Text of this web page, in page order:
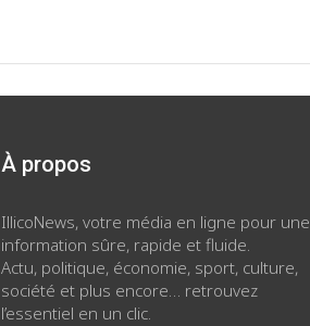
À propos
IllicoNews, votre média en ligne pour une
information sûre, rapide et fluide.
Actu, politique, économie, sport, culture,
société et plus encore… retrouvez
l’essentiel en un clic.